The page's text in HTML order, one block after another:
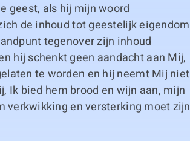
geest, als hij mijn woord
de inhoud tot geestelijk eigendom
tegenover zijn inhoud
hij schenkt geen aandacht aan Mij,
te worden en hij neemt Mij niet
Ik bied hem brood en wijn aan, mijn
verkwikking en versterking moet zijn